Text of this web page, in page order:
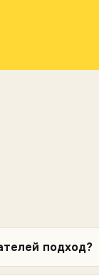
подход?